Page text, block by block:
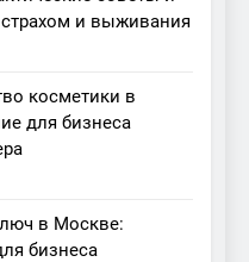
и выживания
косметики в
для бизнеса
в Москве:
бизнеса